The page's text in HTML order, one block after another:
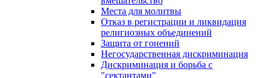
Места для молитвы
Отказ в регистрации и ликвидация
религиозных объединений
Защита от гонений
Негосударственная дискриминация
Дискриминация и борьба с
"сектантами"